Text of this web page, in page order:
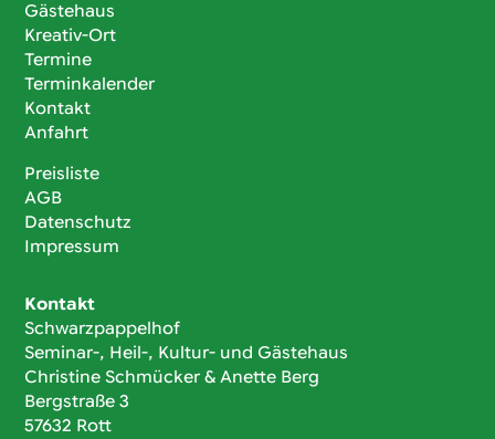
Gästehaus
Kreativ-Ort
Termine
Terminkalender
Kontakt
Anfahrt
Preisliste
AGB
Datenschutz
Impressum
Kontakt
Schwarzpappelhof
Seminar-, Heil-, Kultur- und Gästehaus
Christine Schmücker & Anette Berg
Bergstraße 3
57632 Rott